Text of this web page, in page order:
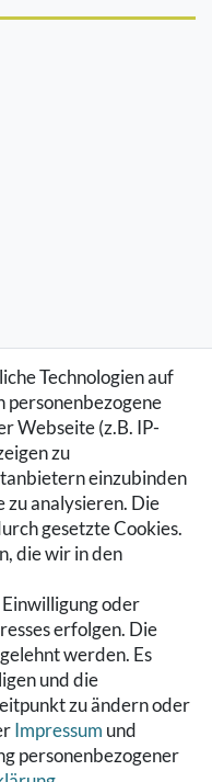
Technologien auf
Webseite (z.B. IP-
zu
einzubinden
analysieren. Die
gesetzte Cookies.
die wir in den
oder
erfolgen. Die
werden. Es
und die
zu ändern oder
Impressum und
personenbezogener